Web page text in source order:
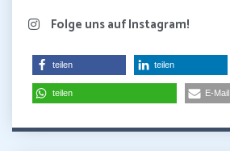
Folge uns auf Instagram!
teilen teilen
teilen E-Mail